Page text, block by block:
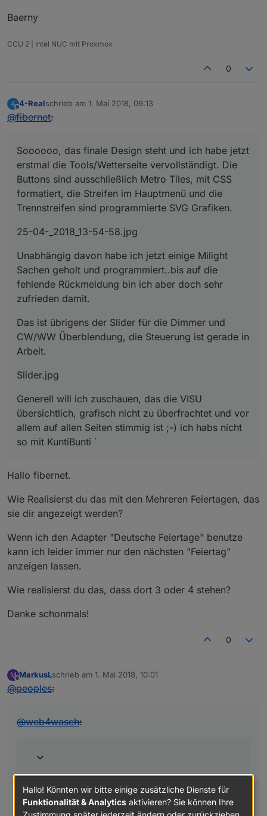
Baerny
CCU 2 | Intel NUC mit Proxmox
0
4
Offline
4-Realschrieb am 1. Mai 2018, 09:13
zuletzt editiert von
@fibernet:
Soooooo, das finale Design steht und ich habe jetzt
erstmal die Tools/Wetterseite vervollständigt. Die
Buttons sind ausschließlich Metro Tiles, mit CSS
formatiert, die Streifen im Hauptmenü und die
Trennstreifen sind programmierte SVG Grafiken.
25-04-_2018_13-54-58.jpg
Unabhängig davon habe ich jetzt einige Milight
Sachen geholt und programmiert..bis auf die
fehlende Rückmeldung bin ich aber doch sehr
zufrieden damit.
Das ist übrigens der Slider für die Dimmer und
CW/WW Überblendung, die Steuerung ist gerade in
Arbeit.
Slider.jpg
Generell will ich zuschauen, das die VISU
übersichtlich, grafisch nicht zu überfrachtet und vor
allem auf allen Seiten stimmig ist ;-) ich habs nicht
so mit KuntiBunti `
Hallo fibernet.
Wie Realisierst du das mit den Mehreren Feiertagen, das
sie dir angezeigt werden?
Wenn ich den Adapter "Deutsche Feiertage" benutze
kann ich leider immer nur den nächsten "Feiertag"
anzeigen lassen.
Wie realisierst du das, dass dort 3 oder 4 stehen?
Danke schonmals!
0
M
Offline
MarkusLschrieb am 1. Mai 2018, 10:01
zuletzt editiert von
@peoples:
@web4wasch:
Geht direkt im widget auch wenn ich es bei mir in
einem Stylesheet mache.
Hallo! Könnten wir bitte einige zusätzliche Dienste für
Funktionalität & Analytics aktivieren? Sie können Ihre